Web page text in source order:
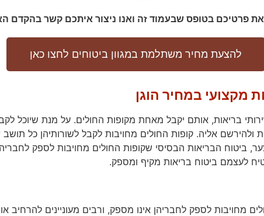
פרטיכם בטופס שבעמוד זה ואנו ניצור איתכם קשר בהקדם
להצעת מחיר משתלמת במגוון ביטוחים לחצו כאן
מקצועי במחיר הוגן
בריאות, אותם יקבל מאחת מקופות החולים. על מנת שיוכל
אליה. קופות החולים מחויבות לקבל לשורותיהן כל תושב
ביטוח הבריאות הבסיסי שקופות החולים מחויבות לספק
לעצמם ביטוח בריאות מקיף ומספק.
מחויבות לספק לחבריהן אינו מספק, ורבים מעוניינים להרחיב